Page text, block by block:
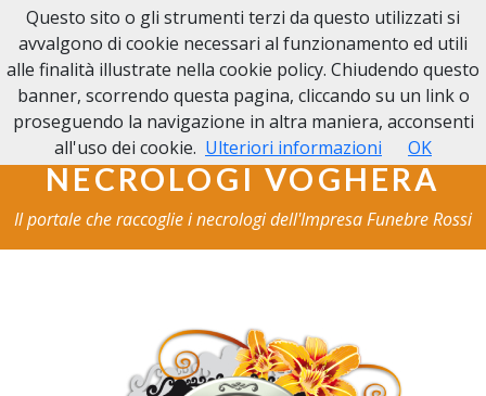
NECROLOGI VOGHERA
NECROLOGI VOGHERA
Il portale che raccoglie i necrologi dell'Impresa Funebre Rossi
Questo sito o gli strumenti terzi da questo utilizzati si
avvalgono di cookie necessari al funzionamento ed utili
alle finalità illustrate nella cookie policy. Chiudendo questo
banner, scorrendo questa pagina, cliccando su un link o
proseguendo la navigazione in altra maniera, acconsenti
all'uso dei cookie. Ulteriori informazioni OK